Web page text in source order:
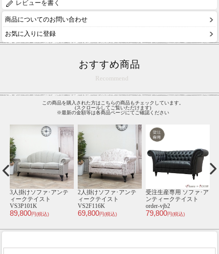
レビューを書く
商品についてのお問い合わせ
お気に入りに登録
おすすめ商品
Recommend
この商品を購入された方はこちらの商品もチェックしています。
(スクロールしてご覧いただけます)
※最新の金額等は各商品ページにてご確認ください
3人掛けソファ･アンテ
ィークテイスト
VS3P101K
89,800円(税込)
2人掛けソファ･アンテ
ィークテイスト
VS2F116K
69,800円(税込)
受注生産専用 ソファ･ア
ンティークテイスト
order-vjb2
79,800円(税込)